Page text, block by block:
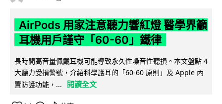
AirPods 用家注意聽力響紅燈 醫學界籲
耳機用戶謹守「60-60」鐵律
長時間高音量佩戴耳機可能導致永久性噪音性聽損。本文盤點 4
大聽力受損警號，介紹科學護耳的「60-60 原則」及 Apple 內
置防護功能，...
閱讀全文